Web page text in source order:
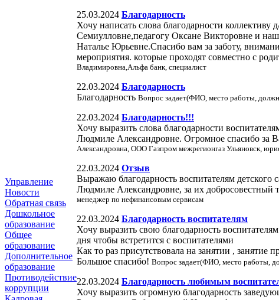
Управление
Новости
Обратная связь
Дошкольное
образование
Общее
образование
Дополнительное
образование
Противодействие
коррупции
25.03.2024 Благодарность
Хочу написать слова благодарности
Семиулловне,педагогу Оксане Викторовне и
Наталье Юрьевне.Спасибо вам за заботу,
мероприятия. которые проходят совместно с
Владимировна,Альфа банк, специалист
22.03.2024 Благодарность
Благодарность Вопрос задает(ФИО, место работы,
22.03.2024 Благодарность!!!
Хочу выразить слова благодарности
Людмиле Александровне. Огромное спасибо за
Александровна, ООО Газпром межрегионгаз Ульяновск,
22.03.2024 Отзыв
Выражаю благодарность воспитателям
Людмиле Александровне, за их добросовестный
менеджер по нефинансовым сервисам
22.03.2024 Благодарность воспитателям
Хочу выразить свою благодарность
дня чтобы встретится с воспитателями
Как то раз присутствовала на занятии , занятие
Большое спасибо! Вопрос задает(ФИО, место работы,
22.03.2024 Благодарность любимым
Хочу выразить огромную благодарность